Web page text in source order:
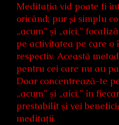
Meditaţia vid poate fi
oricând; pur și simplu
„acum” şi „aici,”
pe activitatea pe care
respectiv. Această
pentru cei care nu au
Doar concentrează-te
„acum” şi „aici,” în
prestabilit şi vei
meditaţii.